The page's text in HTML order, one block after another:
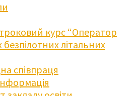
курс “Оператор
безпілотних літальних
співпраця